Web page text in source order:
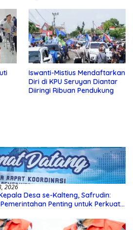
Iswanti-Mistius Mendaftarkan
Diri di KPU Seruyan Diantar
Diiringi Ribuan Pendukung
2026
Desa se-Kalteng, Safrudin:
Penting untuk Perkuat